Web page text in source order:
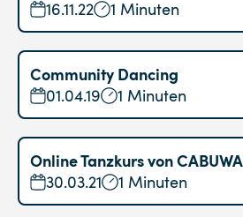
16.11.22 1 Minuten
Community Dancing
01.04.19 1 Minuten
Online Tanzkurs von
30.03.21 1 Minuten